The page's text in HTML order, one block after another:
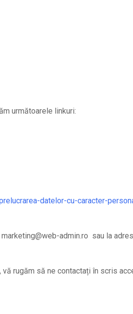
următoarele linkuri:
datelor-cu-caracter-
admin.ro sau la
rugăm să ne contactați în scris